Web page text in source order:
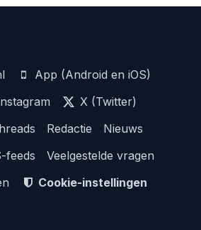
App (Android en iOS)
X (Twitter)
Redactie
Nieuws
feeds
Veelgestelde vragen
Cookie-instellingen